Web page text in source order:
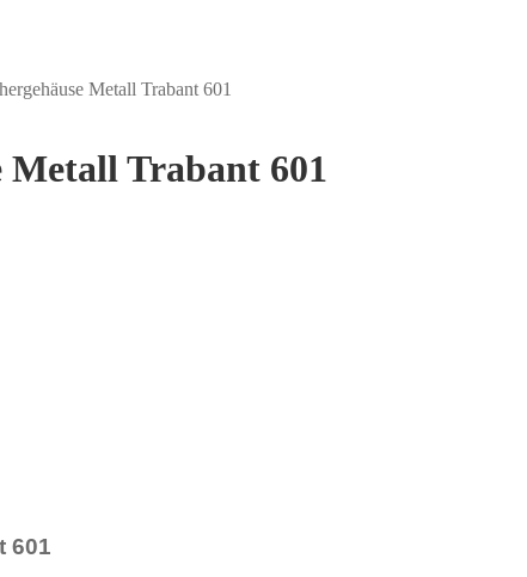
Metall Trabant 601
Metall Trabant 601
601